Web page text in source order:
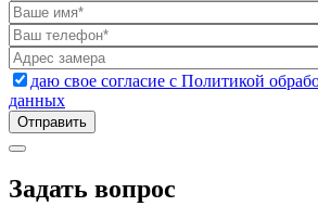
даю свое согласие с Политикой
данных
Задать вопрос